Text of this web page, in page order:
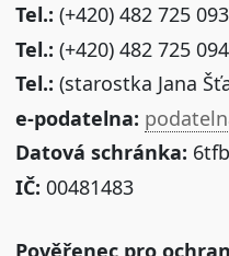
Tel.: (+420) 482 725 093
Tel.: (+420) 482 725 094
Tel.: (starostka Jana
e-podatelna:
Datová schránka:
IČ: 00481483
Pověřenec pro